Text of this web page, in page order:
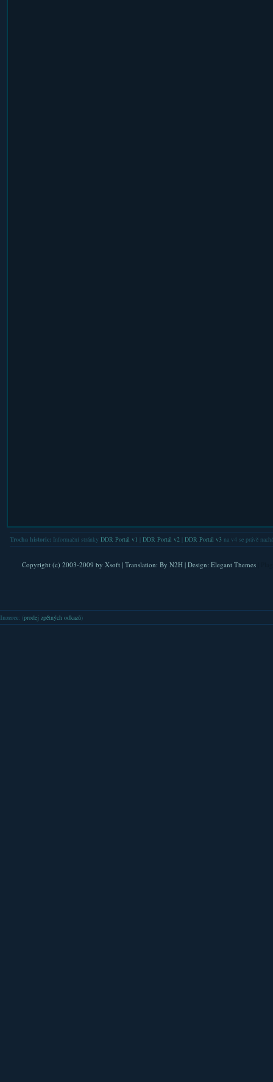
Trocha historie: Informační stránky DDR Portál v1 DDR Portál v2| DDR Portál v3na v4 se právě
Copyright (c) 2003-2009 by Xsoft| Translation: By N2H| Design: Elegant Themes
Inzerce: (prodej zpětných odkazů )